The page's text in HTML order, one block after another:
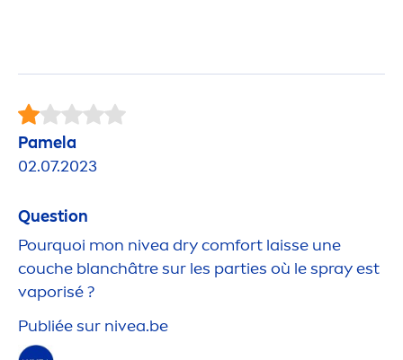
Pamela
02.07.2023
Question
Pourquoi mon nivea dry comfort laisse une
couche blanchâtre sur les parties où le spray est
vaporisé ?
Publiée sur nivea.be